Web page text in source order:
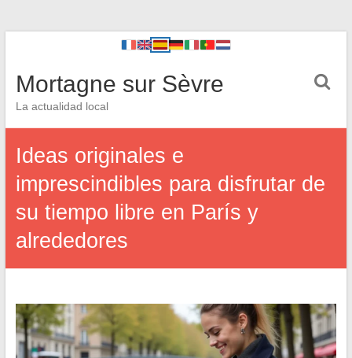
Mortagne sur Sèvre
La actualidad local
Ideas originales e
imprescindibles para disfrutar de
su tiempo libre en París y
alrededores